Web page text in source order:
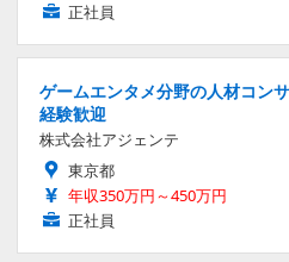
正社員
ゲームエンタメ分野の人材コン
経験歓迎
株式会社アジェンテ
東京都
年収350万円～450万円
正社員